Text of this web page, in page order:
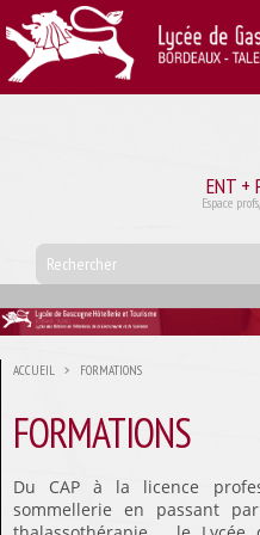
Conseil
ENT +
Espace
ACCUEIL > FORMATIONS
FORMATIONS
Du CAP à la licence
sommellerie en passant